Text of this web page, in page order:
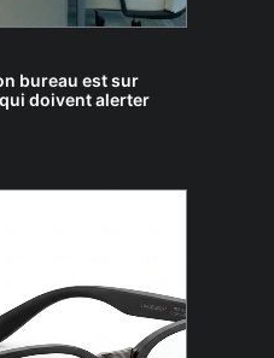
bureau est sur
doivent alerter